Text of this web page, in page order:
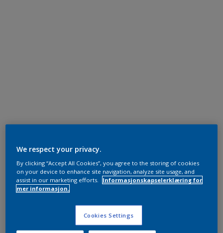
We respect your privacy.
By clicking “Accept All Cookies”, you agree to the storing of cookies
on your device to enhance site navigation, analyze site usage, and
assist in our marketing efforts.
Informasjonskapselerklæring for
mer informasjon.
Cookies Settings